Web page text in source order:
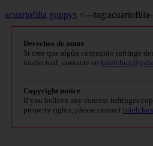
acuariofilia guppys <---
Derechos de autor
Si cree que algún contenido infringe
intelectual, contacte en
Copyright notice
If you believe any content infringes
property rights, please contact